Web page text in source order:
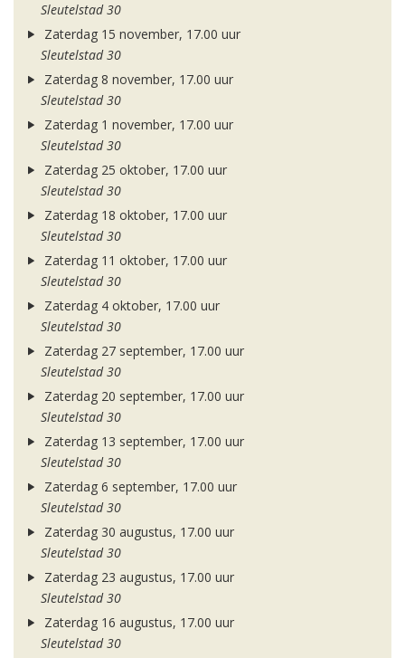
Sleutelstad 30
Zaterdag 15 november, 17.00 uur
Sleutelstad 30
Zaterdag 8 november, 17.00 uur
Sleutelstad 30
Zaterdag 1 november, 17.00 uur
Sleutelstad 30
Zaterdag 25 oktober, 17.00 uur
Sleutelstad 30
Zaterdag 18 oktober, 17.00 uur
Sleutelstad 30
Zaterdag 11 oktober, 17.00 uur
Sleutelstad 30
Zaterdag 4 oktober, 17.00 uur
Sleutelstad 30
Zaterdag 27 september, 17.00 uur
Sleutelstad 30
Zaterdag 20 september, 17.00 uur
Sleutelstad 30
Zaterdag 13 september, 17.00 uur
Sleutelstad 30
Zaterdag 6 september, 17.00 uur
Sleutelstad 30
Zaterdag 30 augustus, 17.00 uur
Sleutelstad 30
Zaterdag 23 augustus, 17.00 uur
Sleutelstad 30
Zaterdag 16 augustus, 17.00 uur
Sleutelstad 30